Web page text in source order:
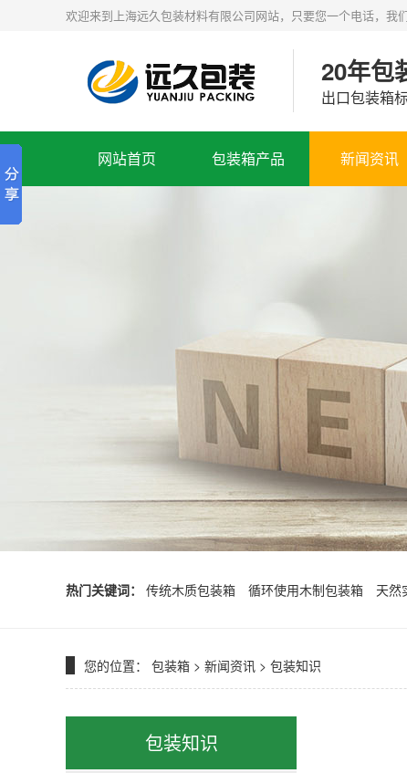
欢迎来到上海远久包装材料有限公司网站，只要您一个电话，我
20年包
出口包装箱
网站首页 包装箱产品 新闻资讯
热门关键词： 传统木质包装箱 循环使用木制包装箱 天然
您的位置： 包装箱 > 新闻资讯 > 包装知识
包装知识